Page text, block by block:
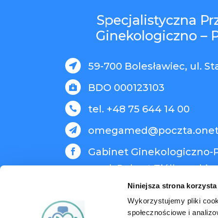
Niniejsza strona
Wykorzystujemy pliki
społecznościowe i
Specjalistyczna
Ginekologiczno –
 59-700 Bolesławiec, ul.
 BDO 000123103
 tel. +48 75 644 14 00


Gabinet Ginekologiczno-
med. Robert Ziółkowski